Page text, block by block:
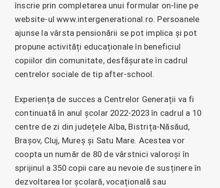
înscrie prin completarea unui formular on-line pe
website-ul www.intergenerational.ro. Persoanele
ajunse la vârsta pensionării se pot implica și pot
propune activități educaționale în beneficiul
copiilor din comunitate, desfășurate în cadrul
centrelor sociale de tip after-school.
Experiența de succes a Centrelor Generații va fi
continuată în anul școlar 2022-2023 în cadrul a 10
centre de zi din județele Alba, Bistrița-Năsăud,
Brașov, Cluj, Mureș și Satu Mare. Acestea vor
coopta un număr de 80 de vârstnici valoroși în
sprijinul a 350 copii care au nevoie de susținere în
dezvoltarea lor școlară, vocațională sau